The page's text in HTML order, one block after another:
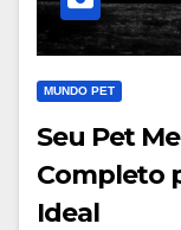
MUNDO PET
Seu Pet
Completo
Ideal